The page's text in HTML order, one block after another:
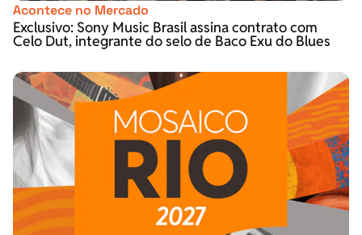
Acontece no Mercado
Exclusivo: Sony Music Brasil assina contrato com
Celo Dut, integrante do selo de Baco Exu do Blues